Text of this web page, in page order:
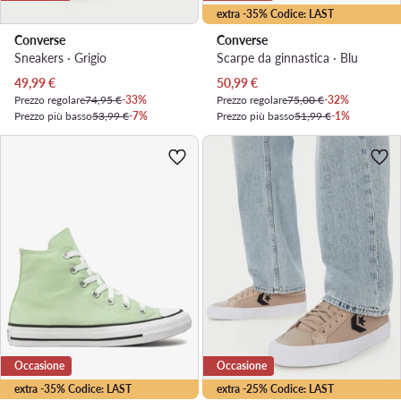
Converse
Sneakers · Grigio
Prezzo attuale
49,99€
Prezzo regolare74,95 €-33%
Prezzo più basso53,99 €-7%
extra -35% Codice: LAST
Converse
Scarpe da ginnastica · Blu
Prezzo attuale
50,99€
Prezzo regolare75,00 €-32%
Prezzo più basso51,99 €-1%
extra -35% Codice: LAST
Occasione
extra -25% Codice: LAST
Occasione